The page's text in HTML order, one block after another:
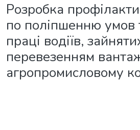
Розробка
по поліпшенню умов
праці водіїв,
перевезенням
агропромисловому